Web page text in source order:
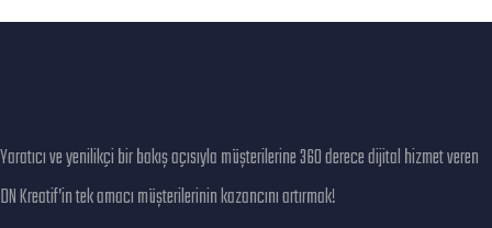
Yaratıcı ve yenilikçi bir bakış açısıyla müşterilerine 360 derece dijital hizmet veren
DN Kreatif’in tek amacı müşterilerinin kazancını artırmak!